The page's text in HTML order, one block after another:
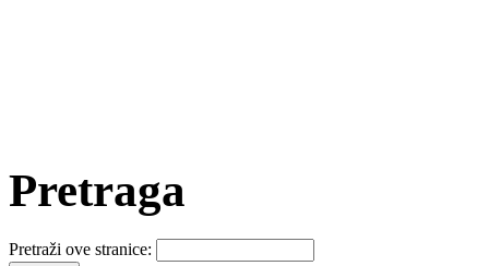
Pretraga
Pretraži ove stranice: